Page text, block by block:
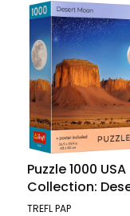
Puzzle 1000 USA
Collection:
Moon
PRODUCENT
TREFL PAP